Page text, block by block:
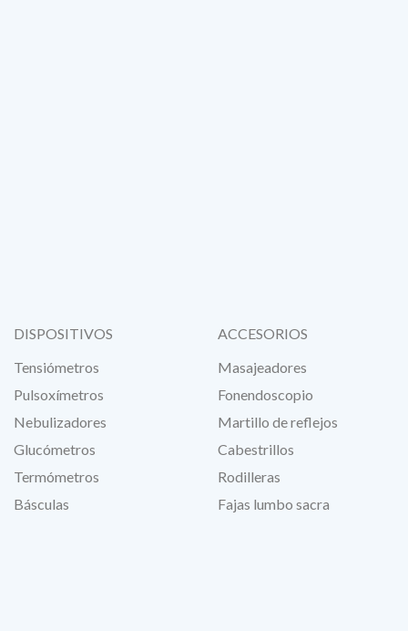
DISPOSITIVOS
Tensiómetros
Pulsoxímetros
Nebulizadores
Glucómetros
Termómetros
Básculas
ACCESORIOS
Masajeadores
Fonendoscopio
Martillo de reflejos
Cabestrillos
Rodilleras
Fajas lumbo sacra